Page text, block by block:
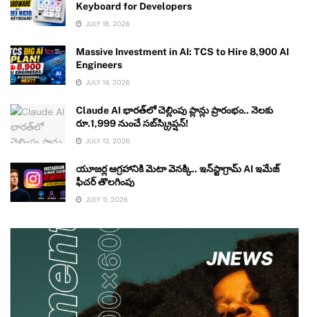
Keyboard for Developers
JULY 18, 2026
Massive Investment in AI: TCS to Hire 8,900 AI
Engineers
JULY 14, 2026
Claude AI భారత్‌లో చెల్లింపు ప్లాన్లు ప్రారంభం.. నెలకు
రూ.1,999 నుంచే సబ్‌స్క్రిప్షన్!
JULY 13, 2026
యూజర్ల ఆగ్రహానికి మెటా వెనక్కి.. ఇన్‌స్టాగ్రామ్ AI ఇమేజ్
ఫీచర్ తొలగింపు
JULY 11, 2026